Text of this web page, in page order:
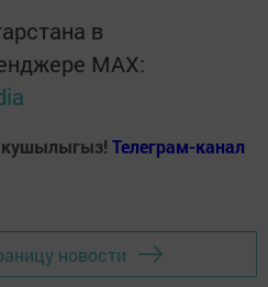
в
MАХ:
кушылыгыз! Телеграм-канал
новости